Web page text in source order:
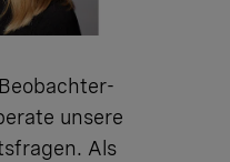
unsere
Als